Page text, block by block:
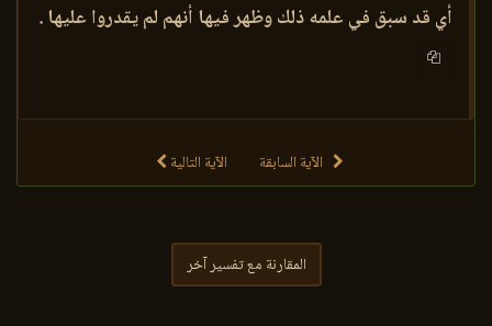
أي قد سبق في علمه ذلك وظهر فيها أنهم لم يقدروا عليها .
الآية السابقة الآية التالية
المقارنة مع تفسير آخر